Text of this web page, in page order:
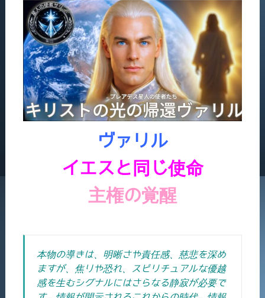
ヴァリル
イエスと同じ使命
主権の覚醒
本物の導きは、明晰さや責任感、慈悲を深め
ますが、焦りや恐れ、スピリチュアルな優越
感を生むシグナルにはさらなる静寂が必要で